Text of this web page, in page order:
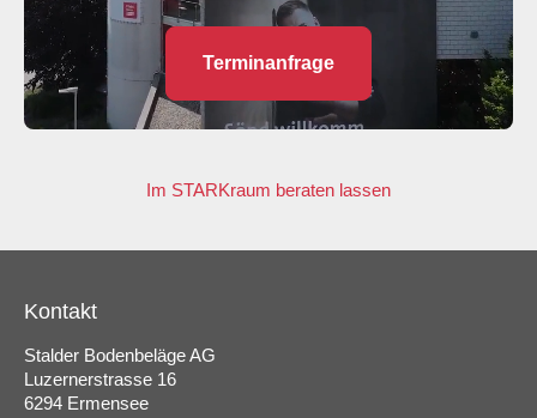
Terminanfrage
Im STARKraum beraten lassen
Kontakt
Stalder Bodenbeläge AG
Luzernerstrasse 16
6294 Ermensee